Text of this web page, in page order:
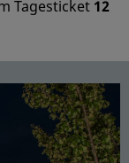
Tagesticket 12